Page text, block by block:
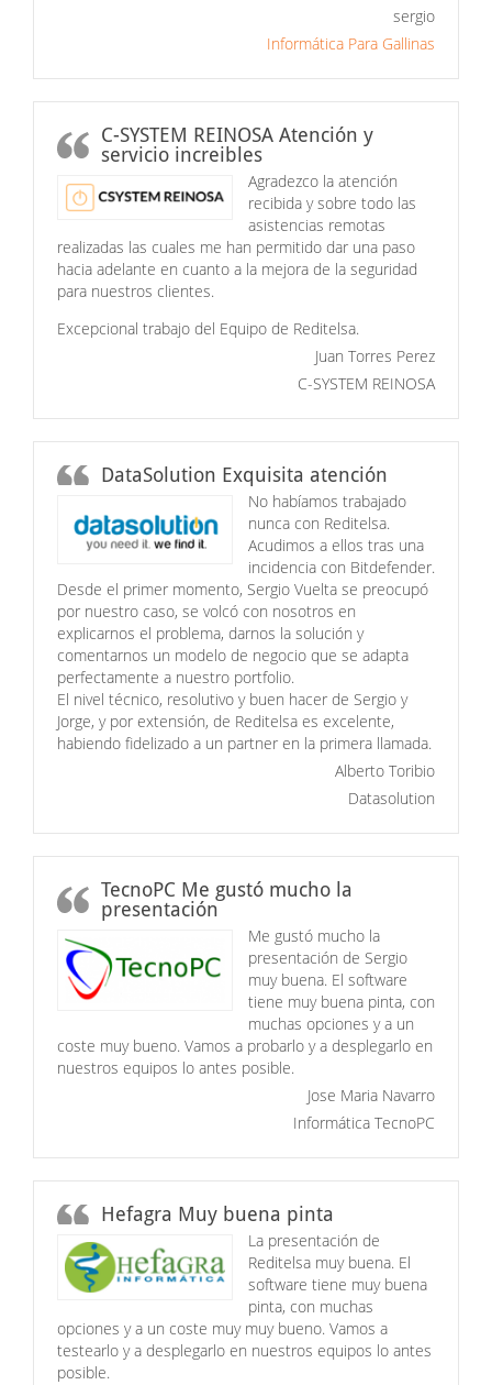
sergio
Informática Para Gallinas
C-SYSTEM REINOSA Atención y
servicio increibles
Agradezco la atención
recibida y sobre todo las
asistencias remotas
realizadas las cuales me han permitido dar una paso
hacia adelante en cuanto a la mejora de la seguridad
para nuestros clientes.
Excepcional trabajo del Equipo de Reditelsa.
Juan Torres Perez
C-SYSTEM REINOSA
DataSolution Exquisita atención
No habíamos trabajado
nunca con Reditelsa.
Acudimos a ellos tras una
incidencia con Bitdefender.
Desde el primer momento, Sergio Vuelta se preocupó
por nuestro caso, se volcó con nosotros en
explicarnos el problema, darnos la solución y
comentarnos un modelo de negocio que se adapta
perfectamente a nuestro portfolio.
El nivel técnico, resolutivo y buen hacer de Sergio y
Jorge, y por extensión, de Reditelsa es excelente,
habiendo fidelizado a un partner en la primera llamada.
Alberto Toribio
Datasolution
TecnoPC Me gustó mucho la
presentación
Me gustó mucho la
presentación de Sergio
muy buena. El software
tiene muy buena pinta, con
muchas opciones y a un
coste muy bueno. Vamos a probarlo y a desplegarlo en
nuestros equipos lo antes posible.
Jose Maria Navarro
Informática TecnoPC
Hefagra Muy buena pinta
La presentación de
Reditelsa muy buena. El
software tiene muy buena
pinta, con muchas
opciones y a un coste muy muy bueno. Vamos a
testearlo y a desplegarlo en nuestros equipos lo antes
posible.